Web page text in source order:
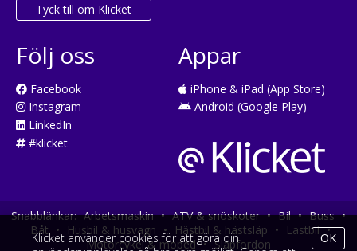
Tyck till om Klicket
Följ oss
Facebook
Instagram
LinkedIn
#klicket
Appar
iPhone & iPad (App Store)
Android (Google Play)
Snabblänkar: Arbetsmaskin • ATV & snöskoter • Bil • Buss •
Båt • Husbil & husvagn • Hästbil & hästsläp • Lastbil •
Motorcykel & moped • Släpfordon
Klicket använder cookies för att göra din
OK